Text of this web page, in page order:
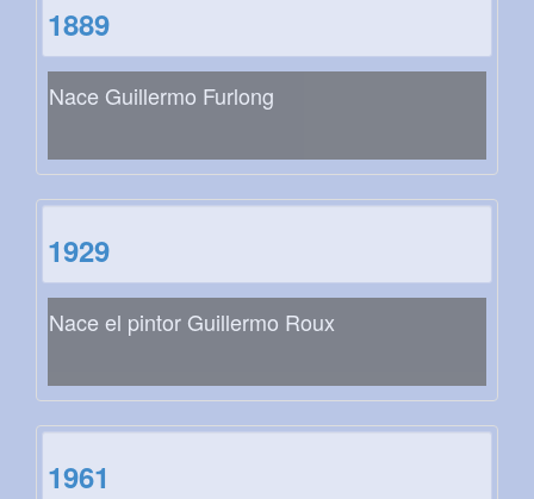
1889
Nace Guillermo Furlong
1929
Nace el pintor Guillermo Roux
1961